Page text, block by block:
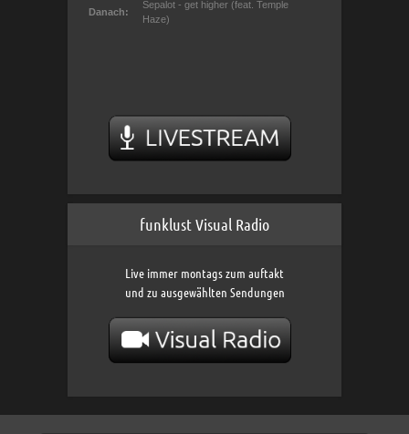
funklust Visual Radio
Live immer montags zum auftakt
und zu ausgewählten Sendungen